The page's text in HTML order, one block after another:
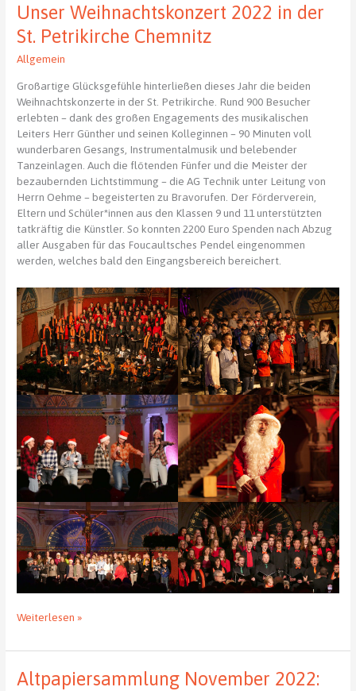
Unser Weihnachtskonzert 2022 in der
St. Petrikirche Chemnitz
Allgemein
Großartige Glücksgefühle hinterließen dieses Jahr die beiden
Weihnachtskonzerte in der St. Petrikirche. Rund 900 Besucher
erlebten – dank des großen Engagements des musikalischen
Leiters Herr Günther und seinen Kolleginnen – 90 Minuten voll
wunderbaren Gesangs, Instrumentalmusik und belebender
Tanzeinlagen. Auch die flötenden Fünfer und die Meister der
bezaubernden Lichtstimmung – die AG Technik unter Leitung von
Herrn Oehme – begeisterten zu Bravorufen. Der Förderverein,
Eltern und Schüler*innen aus den Klassen 9 und 11 unterstützten
tatkräftig die Künstler. So konnten 2200 Euro Spenden nach Abzug
aller Ausgaben für das Foucaultsches Pendel eingenommen
werden, welches bald den Eingangsbereich bereichert.
Unser
2022
der
Weiterlesen »
Altpapiersammlung November 2022: